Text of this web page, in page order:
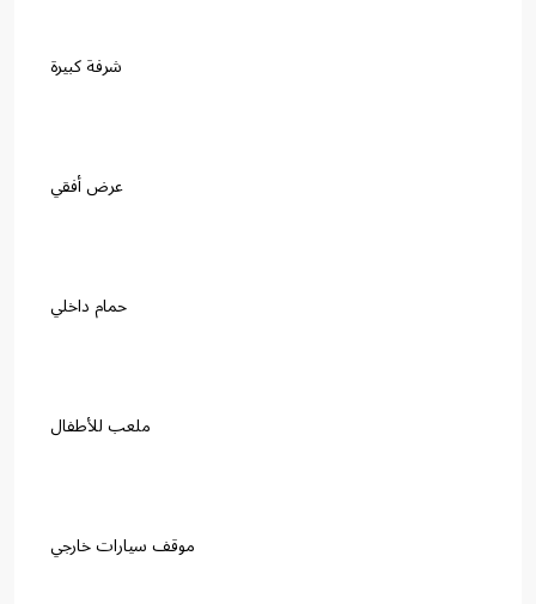
شرفة كبيرة
عرض أفقي
حمام داخلي
ملعب للأطفال
موقف سيارات خارجي